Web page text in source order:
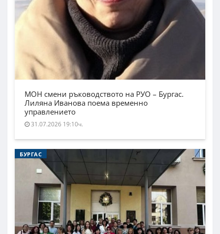
МОН смени ръководството на РУО – Бургас.
Лиляна Иванова поема временно
управлението
31.07.2026 19:10ч.
БУРГАС